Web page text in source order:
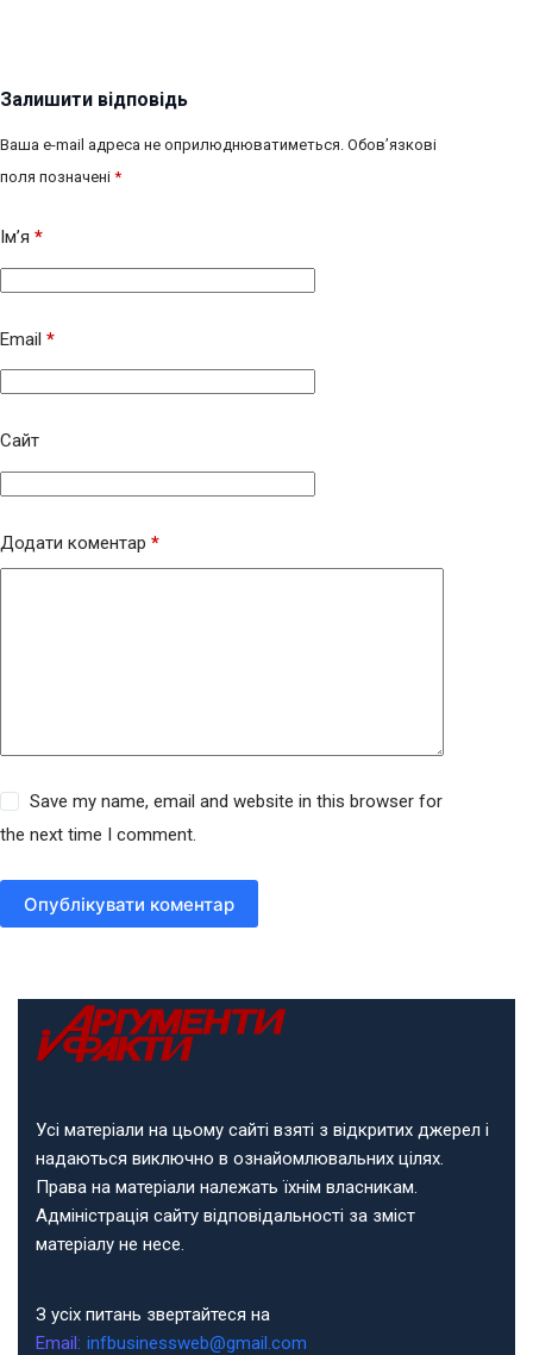
Залишити відповідь
Ваша e-mail адреса не оприлюднюватиметься. Обов’язкові
поля позначені *
Ім’я *
Email *
Сайт
Додати коментар *
Save my name, email and website in this browser for
the next time I comment.
Опублікувати коментар
Усі матеріали на цьому сайті взяті з відкритих джерел і
надаються виключно в ознайомлювальних цілях.
Права на матеріали належать їхнім власникам.
Адміністрація сайту відповідальності за зміст
матеріалу не несе.
З усіх питань звертайтеся на
Email: infbusinessweb@gmail.com